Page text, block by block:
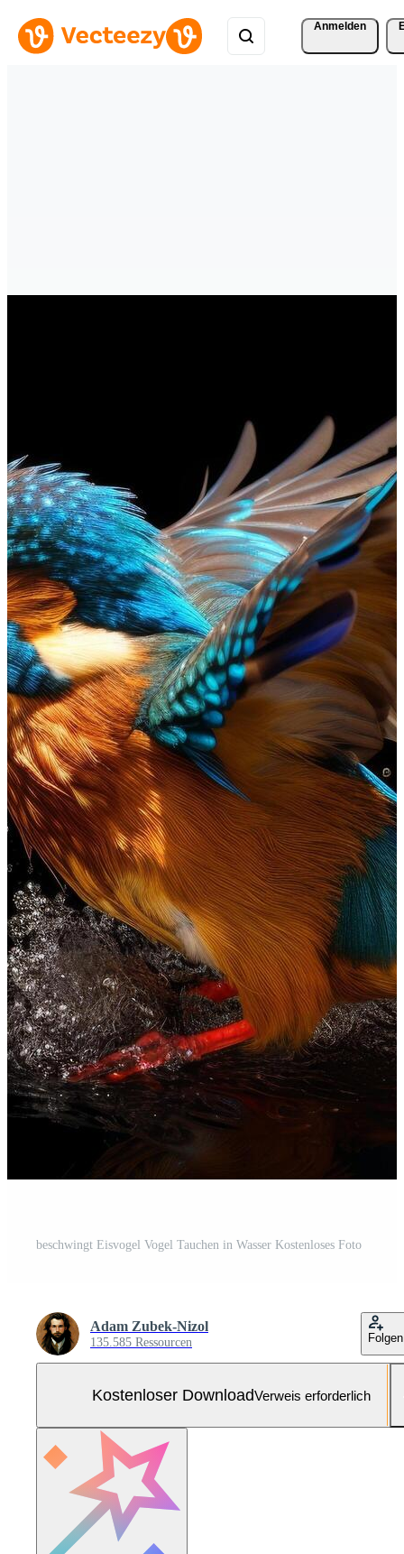
Anmelden
beschwingt Eisvogel Vogel Tauchen in Wasser Kostenloses Foto
Adam Zubek-Nizol
135.585 Ressourcen Folgen
Kostenloser DownloadVerweis erforderlich